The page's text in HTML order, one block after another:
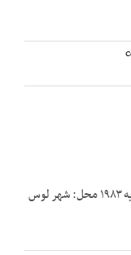
روایت کننده: آقای قاسم لاجوردی تاریخ: ۱۹ ژانویه ۱۹۸۳ محل: شهر لوس